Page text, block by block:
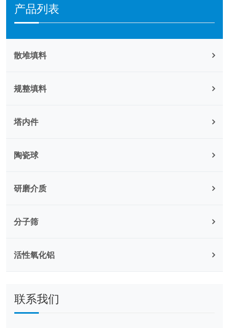
产品列表
散堆填料
规整填料
塔内件
陶瓷球
研磨介质
分子筛
活性氧化铝
联系我们